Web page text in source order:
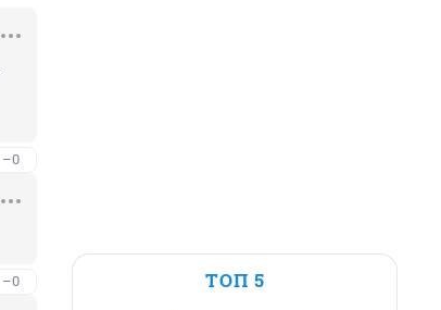
–0
–0 ТОП 5